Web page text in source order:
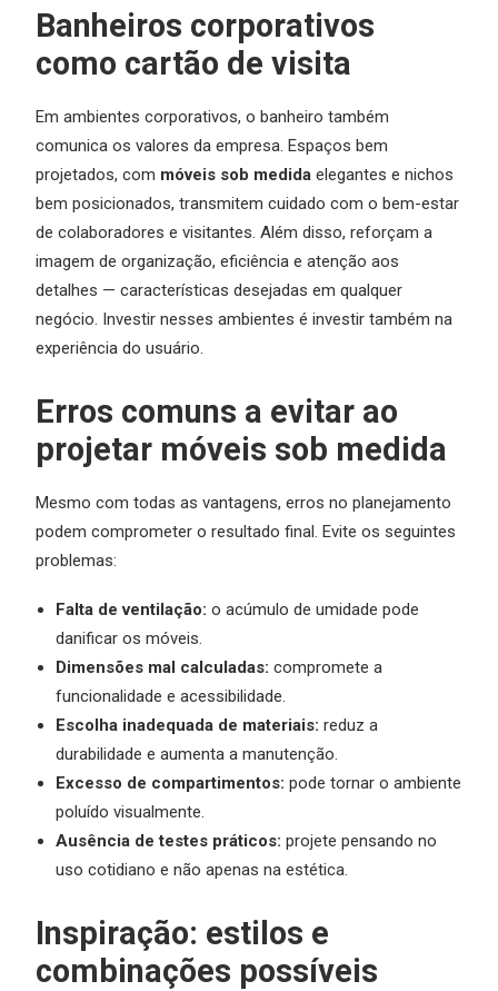
Banheiros corporativos
como cartão de visita
Em ambientes corporativos, o banheiro também
comunica os valores da empresa. Espaços bem
projetados, com móveis sob medida elegantes e nichos
bem posicionados, transmitem cuidado com o bem-estar
de colaboradores e visitantes. Além disso, reforçam a
imagem de organização, eficiência e atenção aos
detalhes — características desejadas em qualquer
negócio. Investir nesses ambientes é investir também na
experiência do usuário.
Erros comuns a evitar ao
projetar móveis sob medida
Mesmo com todas as vantagens, erros no planejamento
podem comprometer o resultado final. Evite os seguintes
problemas:
Falta de ventilação: o acúmulo de umidade pode
danificar os móveis.
Dimensões mal calculadas: compromete a
funcionalidade e acessibilidade.
Escolha inadequada de materiais: reduz a
durabilidade e aumenta a manutenção.
Excesso de compartimentos: pode tornar o ambiente
poluído visualmente.
Ausência de testes práticos: projete pensando no
uso cotidiano e não apenas na estética.
Inspiração: estilos e
combinações possíveis